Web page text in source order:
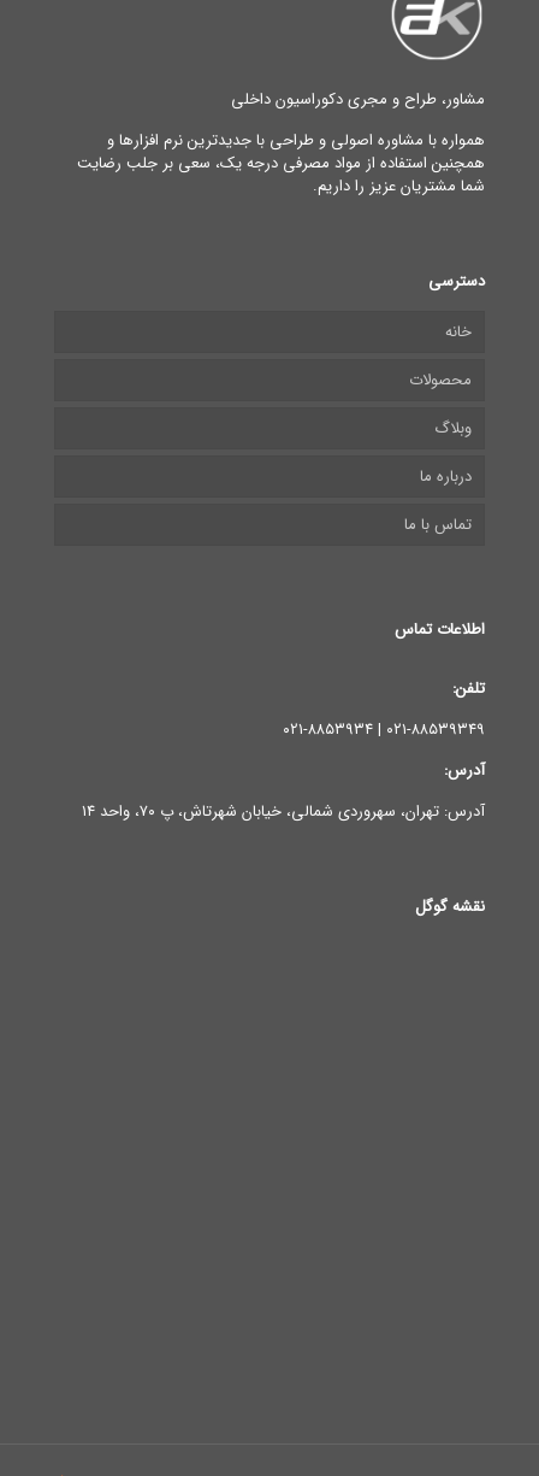
مشاور، طراح و مجری دکوراسیون داخلی
همواره با مشاوره اصولی و طراحی با جدیدترین نرم افزارها و
همچنین استفاده از مواد مصرفی درجه یک، سعی بر جلب رضایت
شما مشتریان عزیز را داریم.
دسترسی
خانه
محصولات
وبلاگ
درباره ما
تماس با ما
اطلاعات تماس
تلفن:
۰۲۱-۸۸۵۳۹۳۴۹ | ۰۲۱-۸۸۵۳۹۳۴
آدرس:
آدرس: تهران، سهروردی شمالی، خیابان شهرتاش، پ ۷۰، واحد ۱۴
نقشه گوگل